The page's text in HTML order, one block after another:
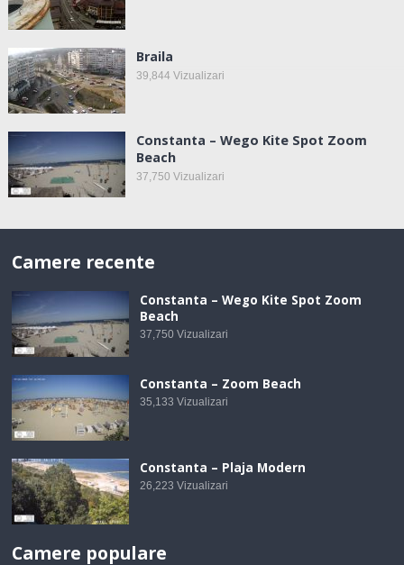
Braila
39,844 Vizualizari
Constanta – Wego Kite Spot Zoom
Beach
37,750 Vizualizari
Camere recente
Constanta – Wego Kite Spot Zoom
Beach
37,750 Vizualizari
Constanta – Zoom Beach
35,133 Vizualizari
Constanta – Plaja Modern
26,223 Vizualizari
Camere populare